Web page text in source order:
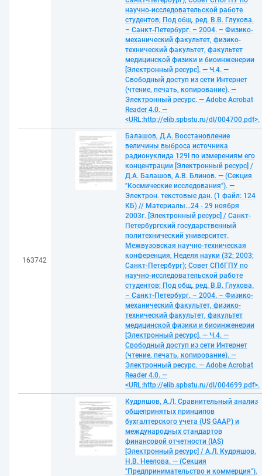
научно-исследовательской работе
студентов; Под общ. ред. В.В. Глухова.
– Санкт-Петербург. – 2004. – Физико-
механический факультет, физико-
технический факультет, факультет
медицинской физики и биоинженерии
[Электронный ресурс]. — Ч.4. —
Свободный доступ из сети Интернет
(чтение, печать, копирование). —
Электронный ресурс. — Adobe Acrobat
Reader 4.0. —
<URL:http://elib.spbstu.ru/dl/004700.pdf>.
163742
Балашов, Д.А. Восстановление
величины выброса источника
радионуклида 129I по измерениям его
концентрации [Электронный ресурс] /
Д.А. Балашов, А.В. Блинов. — (Секция
"Космические исследования"). —
Электрон. текстовые дан. (1 файл: 124
КБ) // Материалы...24 - 29 ноября
2003г. [Электронный ресурс] / Санкт-
Петербургский государственный
политехнический университет.
Межвузовская научно-техническая
конференция, Неделя науки (32; 2003;
Санкт-Петербург); Совет СПбГПУ по
научно-исследовательской работе
студентов; Под общ. ред. В.В. Глухова.
– Санкт-Петербург. – 2004. – Физико-
механический факультет, физико-
технический факультет, факультет
медицинской физики и биоинженерии
[Электронный ресурс]. — Ч.4. —
Свободный доступ из сети Интернет
(чтение, печать, копирование). —
Электронный ресурс. — Adobe Acrobat
Reader 4.0. —
<URL:http://elib.spbstu.ru/dl/004699.pdf>.
Кудряшов, А.Л. Сравнительный анализ
общепринятых принципов
бухгалтерского учета (US GAAP) и
международных стандартов
финансовой отчетности (IAS)
[Электронный ресурс] / А.Л. Кудряшов,
Н.В. Неелова. — (Секция
"Предпринимательство и коммерция").